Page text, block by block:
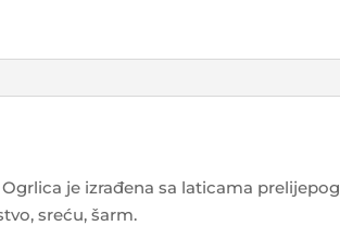
je izrađena sa laticama prelijepog
sreću, šarm.